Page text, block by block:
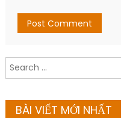
Search
for:
BÀI VIẾT MỚI NHẤT